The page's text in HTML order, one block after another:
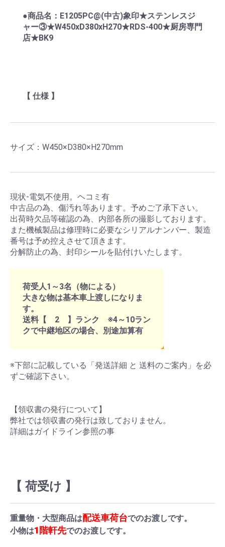
●商品名：E1205PC@(中古)象印★ステンレスジ
ャー③★W450xD380xH270★RDS-400★厨房専門
店★BK9
【 仕様 】
サイズ：W450×D380×H270mm
現状-電気不使用。ヘコミ有
中古品の為、傷汚れ等あります。予めご了承下さい。
出荷時欠品等確認の為、内部各所の撮影しております。
また機械製品は修理時に必要なシリアルナンバー、製造
番号は予め控えさせて頂きます。
分解防止の為、封印シールを貼付けいたします。
荷受人1～3名（物による）
大きな物は基本車上渡しになりま
す。
送料【 2 】ランク ※4～10ラン
クで中継地区の場合、別途加算有
※下部に記載している「発送詳細 と 送料のご案内」を必
ずご確認下さい。
【領収書の発行について】
弊社では領収書の発行は致しておりません。
詳細はガイドライン参照の事
【 荷受け 】
重量物・大型商品は配送車荷台でのお渡しです。
小物は1階軒先でのお渡しです。